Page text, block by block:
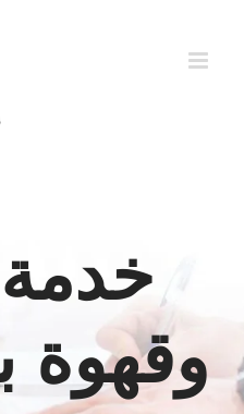
وقهوة